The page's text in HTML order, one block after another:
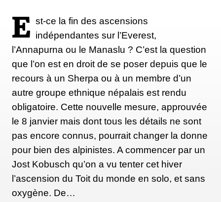
E st-ce la fin des ascensions
indépendantes sur l’Everest,
l’Annapurna ou le Manaslu ? C’est la question
que l’on est en droit de se poser depuis que le
recours à un Sherpa ou à un membre d’un
autre groupe ethnique népalais est rendu
obligatoire. Cette nouvelle mesure, approuvée
le 8 janvier mais dont tous les détails ne sont
pas encore connus, pourrait changer la donne
pour bien des alpinistes. A commencer par un
Jost Kobusch qu’on a vu tenter cet hiver
l’ascension du Toit du monde en solo, et sans
oxygène. De…